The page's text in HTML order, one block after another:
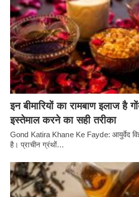
इन बीमारियों का रामबाण इलाज है
इस्तेमाल करने का सही तरीका
Gond Katira Khane Ke Fayde: आयुर्वेद
है। प्राचीन ग्रंथों…